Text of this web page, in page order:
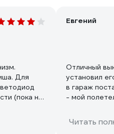
Для
(пока не
(см.
Евгений
Отличный
установил
в гараж поставил подешевле. Как итог
- мой
темноте
Читать